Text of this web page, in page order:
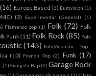
(16) Europe Based (5) Eurovision (1)
(3) Experimental (General) (1)
Flamenco pop (1) Folk (72) Folk
Punk (11) Folk Rock (85) Folk
(145) Folk/Acoustic - Pop -
(10) French Pop (2) Funk (17)
(1) Gangsta Rap (2) Garage Rock